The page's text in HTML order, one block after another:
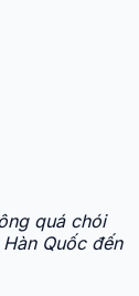
quá chói
Quốc đến